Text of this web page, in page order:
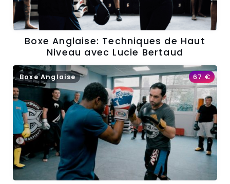
Boxe Anglaise: Techniques de Haut
Niveau avec Lucie Bertaud
Boxe Anglaise 67€